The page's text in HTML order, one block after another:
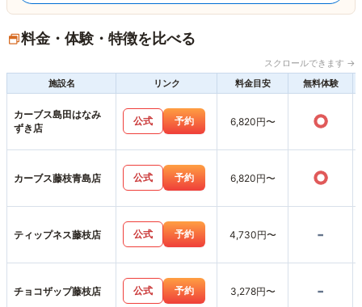
料金・体験・特徴を比べる
スクロールできます →
施設名
リンク 料金目安 無料体験
カーブス島田はなみ
ずき店
公式 予約 6,820円〜 ○
カーブス藤枝青島店 公式 予約 6,820円〜 ○
ティップネス藤枝店 公式 予約 4,730円〜 -
チョコザップ藤枝店 公式 予約 3,278円〜 -